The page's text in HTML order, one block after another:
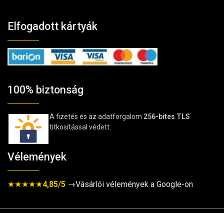
Elfogadott kártyák
100% biztonság
A fizetés és az adatforgalom 256-bites TLS
titkosítással védett.
Vélemények
★★★★★4,85/5 →Vásárlói vélemények a Google-on